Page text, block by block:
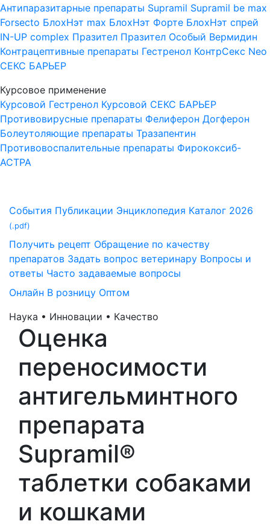
Антипаразитарные препараты Supramil Supramil be max
Forsecto БлохНэт max БлохНэт Форте БлохНэт спрей
IN-UP complex Празител Празител Особый Вермидин
Контрацептивные препараты Гестренол КонтрСекс Neo
СЕКС БАРЬЕР
Курсовое применение
Курсовой Гестренол Курсовой СЕКС БАРЬЕР
Противовирусные препараты Фелиферон Догферон
Болеутоляющие препараты Тразапентин
Противовоспалительные препараты Фирококсиб-
АСТРА
События Публикации Энциклопедия Каталог 2026
(.pdf)
Получить рецепт Обращение по качеству
препаратов Задать вопрос ветеринару Вопросы и
ответы Часто задаваемые вопросы
Онлайн В розницу Оптом
Наука • Инновации • Качество
Оценка
переносимости
антигельминтного
препарата
Supramil®
таблетки собаками
и кошками